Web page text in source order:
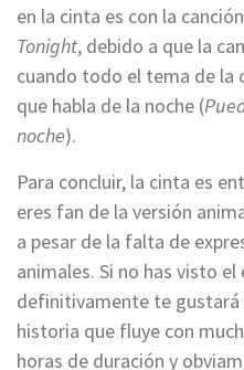
en la cinta es con la canción
Tonight, debido a que la
cuando todo el tema de la
que habla de la noche (
noche).
Para concluir, la cinta es
eres fan de la versión
a pesar de la falta de
animales. Si no has visto el
definitivamente te gustará
historia que fluye con
horas de duración y